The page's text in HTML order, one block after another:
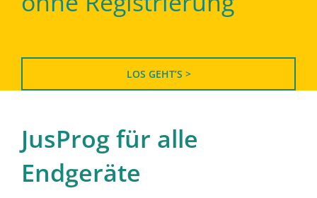
LOS GEHT’S >
JusProg für alle
Endgeräte